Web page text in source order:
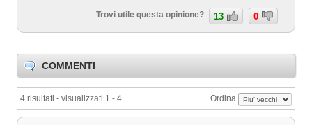
Trovi utile questa opinione? 13 0
COMMENTI
4 risultati - visualizzati 1 - 4 Ordina